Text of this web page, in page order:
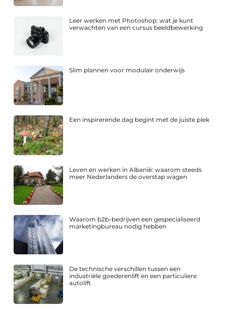
Leer werken met Photoshop: wat je kunt
verwachten van een cursus beeldbewerking
Slim plannen voor modulair onderwijs
Een inspirerende dag begint met de juiste plek
Leven en werken in Albanië: waarom steeds
meer Nederlanders de overstap wagen
Waarom b2b-bedrijven een gespecialiseerd
marketingbureau nodig hebben
De technische verschillen tussen een
industriële goederenlift en een particuliere
autolift